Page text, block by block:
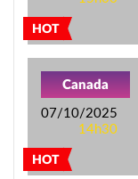
HOT
HOT
Canada
07/10/2025
14h30